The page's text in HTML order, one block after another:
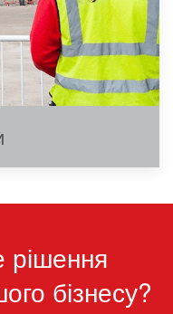
рішення
бізнесу?